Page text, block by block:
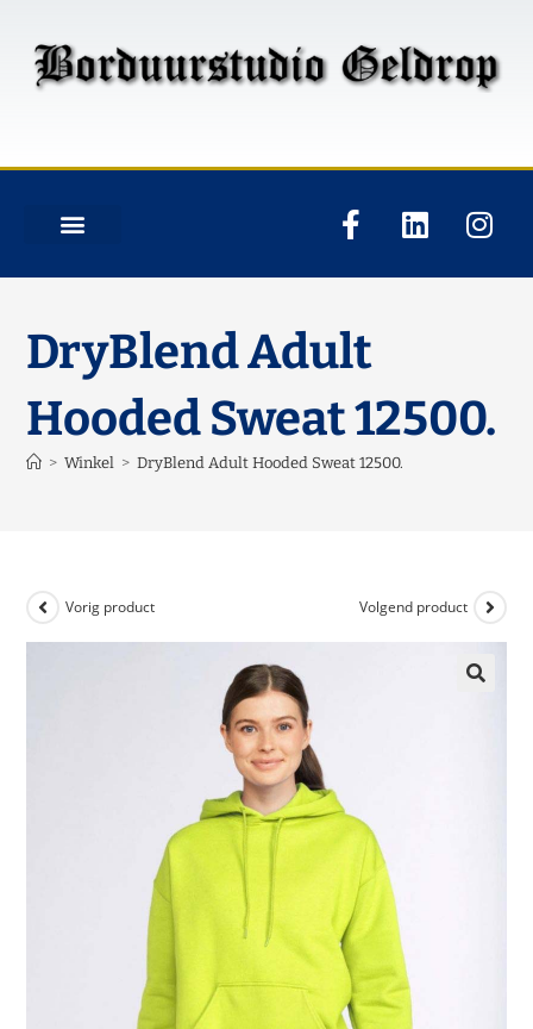
DryBlend Adult
Hooded Sweat 12500.
> Winkel > DryBlend Adult Hooded Sweat 12500.
Vorig product Volgend product